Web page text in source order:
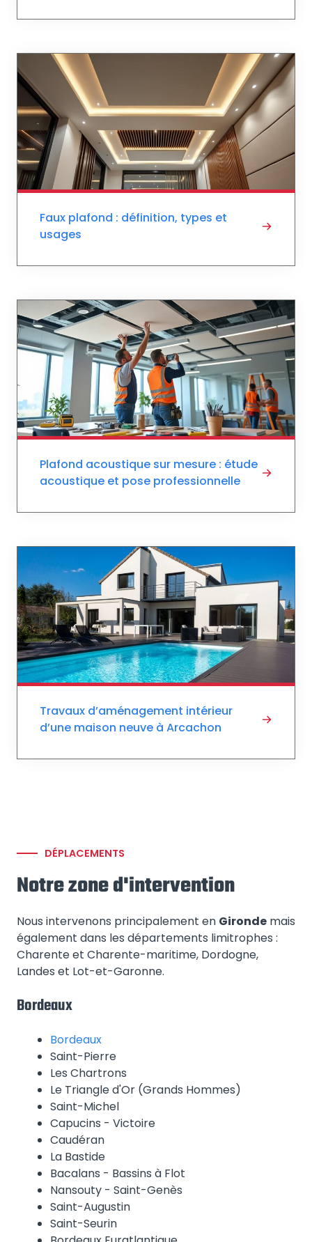
Faux plafond : définition, types et
usages
Plafond acoustique sur mesure : étude
acoustique et pose professionnelle
Travaux d’aménagement intérieur
d’une maison neuve à Arcachon
DÉPLACEMENTS
Notre zone d'intervention
Nous intervenons principalement en Gironde mais
également dans les départements limitrophes :
Charente et Charente-maritime, Dordogne,
Landes et Lot-et-Garonne.
Bordeaux
Bordeaux
Saint-Pierre
Les Chartrons
Le Triangle d'Or (Grands Hommes)
Saint-Michel
Capucins - Victoire
Caudéran
La Bastide
Bacalans - Bassins à Flot
Nansouty - Saint-Genès
Saint-Augustin
Saint-Seurin